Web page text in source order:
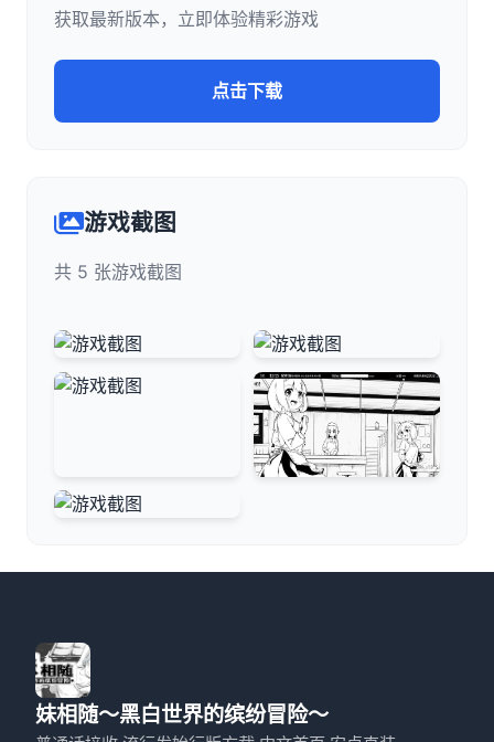
获取最新版本，立即体验精彩游戏
点击下载
游戏截图
共 5 张游戏截图
妹相随～黑白世界的缤纷冒险～